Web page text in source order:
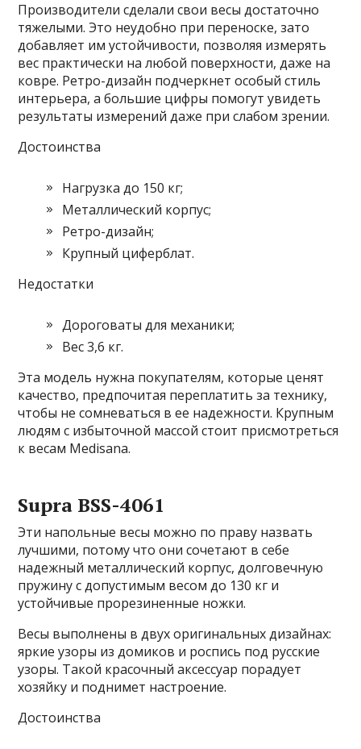
Производители сделали свои весы достаточно
тяжелыми. Это неудобно при переноске, зато
добавляет им устойчивости, позволяя измерять
вес практически на любой поверхности, даже на
ковре. Ретро-дизайн подчеркнет особый стиль
интерьера, а большие цифры помогут увидеть
результаты измерений даже при слабом зрении.
Достоинства
Нагрузка до 150 кг;
Металлический корпус;
Ретро-дизайн;
Крупный циферблат.
Недостатки
Дороговаты для механики;
Вес 3,6 кг.
Эта модель нужна покупателям, которые ценят
качество, предпочитая переплатить за технику,
чтобы не сомневаться в ее надежности. Крупным
людям с избыточной массой стоит присмотреться
к весам Medisana.
Supra BSS-4061
Эти напольные весы можно по праву назвать
лучшими, потому что они сочетают в себе
надежный металлический корпус, долговечную
пружину с допустимым весом до 130 кг и
устойчивые прорезиненные ножки.
Весы выполнены в двух оригинальных дизайнах:
яркие узоры из домиков и роспись под русские
узоры. Такой красочный аксессуар порадует
хозяйку и поднимет настроение.
Достоинства